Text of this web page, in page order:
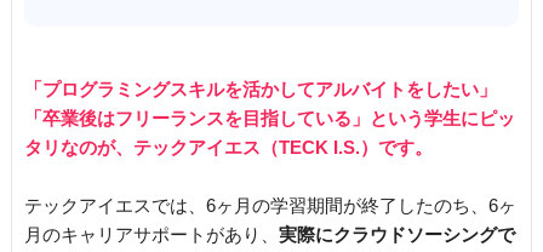
「プログラミングスキルを活かしてアルバイトをしたい」
「卒業後はフリーランスを目指している」という学生にピッ
タリなのが、テックアイエス（TECK I.S.）です。
テックアイエスでは、6ヶ月の学習期間が終了したのち、6ヶ
月のキャリアサポートがあり、 実際にクラウドソーシングで